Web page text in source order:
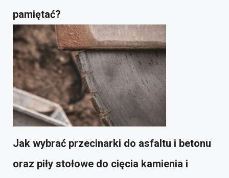
pamiętać?
Jak wybrać przecinarki do asfaltu i betonu
oraz piły stołowe do cięcia kamienia i